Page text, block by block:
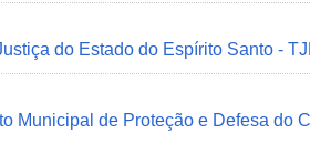
do Estado do Espírito Santo -
Municipal de Proteção e Defesa do